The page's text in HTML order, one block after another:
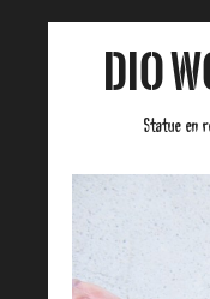
Dio
Statue en